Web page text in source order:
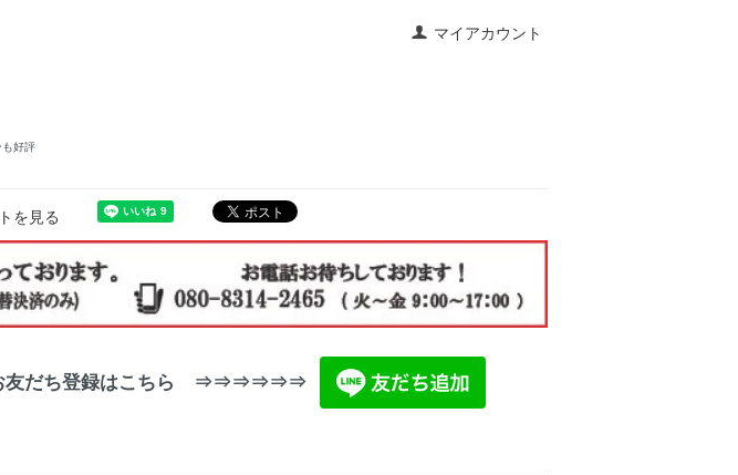
マイアカウント
好評
を見る
お友だち登録はこちら ⇒⇒⇒⇒⇒⇒